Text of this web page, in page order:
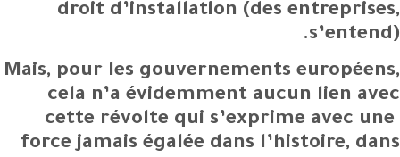
droit d’installation (des entreprises,
s’entend).
Mais, pour les gouvernements européens,
cela n’a évidemment aucun lien avec
cette révolte qui s’exprime avec une
force jamais égalée dans l’histoire, dans